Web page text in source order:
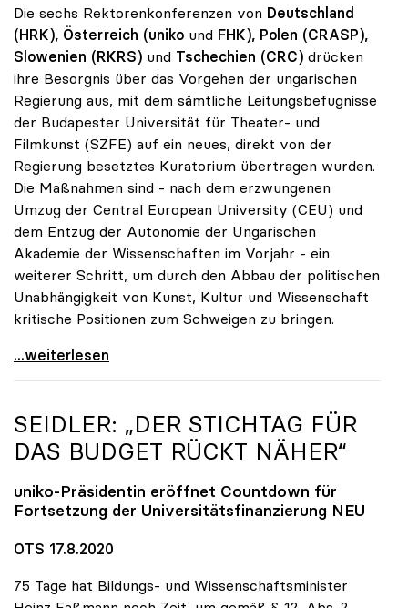
Die sechs Rektorenkonferenzen von Deutschland
(HRK), Österreich (uniko und FHK), Polen (CRASP),
Slowenien (RKRS) und Tschechien (CRC) drücken
ihre Besorgnis über das Vorgehen der ungarischen
Regierung aus, mit dem sämtliche Leitungsbefugnisse
der Budapester Universität für Theater- und
Filmkunst (SZFE) auf ein neues, direkt von der
Regierung besetztes Kuratorium übertragen wurden.
Die Maßnahmen sind - nach dem erzwungenen
Umzug der Central European University (CEU) und
dem Entzug der Autonomie der Ungarischen
Akademie der Wissenschaften im Vorjahr - ein
weiterer Schritt, um durch den Abbau der politischen
Unabhängigkeit von Kunst, Kultur und Wissenschaft
kritische Positionen zum Schweigen zu bringen.
Dringender Appell von sechs europäischen
...weiterlesen
SEIDLER: „DER STICHTAG FÜR
DAS BUDGET RÜCKT NÄHER“
uniko-Präsidentin eröffnet Countdown für
Fortsetzung der Universitätsfinanzierung NEU
OTS 17.8.2020
75 Tage hat Bildungs- und Wissenschaftsminister